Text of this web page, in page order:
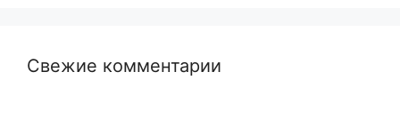
Свежие комментарии